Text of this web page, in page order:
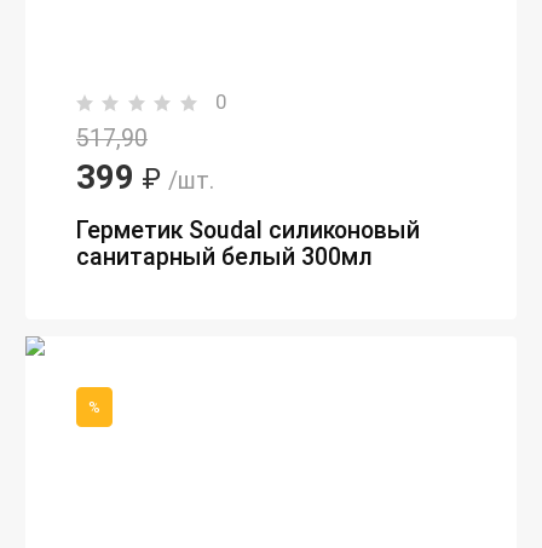
0
517,90
399 ₽ /шт.
Герметик Soudal силиконовый
санитарный белый 300мл
%